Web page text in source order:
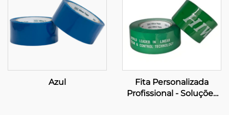
Azul
Fita Personalizada
Profissional - Soluções